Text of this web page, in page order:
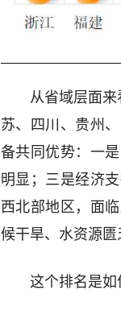
从省域层面
苏、四川、贵州
备共同优势：一
明显；三是经济
西北部地区，面
候干旱、水资源匮
这个排名是如